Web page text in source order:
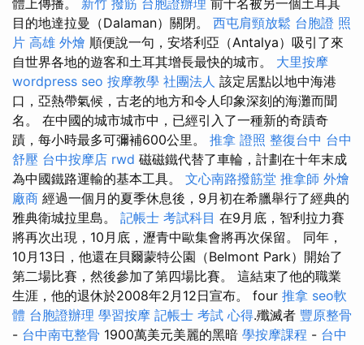
體上傳播。 新竹 撥筋 台胞證辦理 前十名被另一個土耳其
目的地達拉曼（Dalaman）關閉。 西屯肩頸放鬆 台胞證 照
片 高雄 外燴 順便說一句，安塔利亞（Antalya）吸引了來
自世界各地的遊客和土耳其增長最快的城市。 大里按摩
wordpress seo 按摩教學 社團法人 該定居點以地中海港
口，亞熱帶氣候，古老的地方和令人印象深刻的海灘而聞
名。 在中國的城市城市中，已經引入了一種新的奇蹟奇
蹟，每小時最多可彌補600公里。 推拿 證照 整復台中 台中
舒壓 台中按摩店 rwd 磁磁鐵代替了車輪，計劃在十年末成
為中國鐵路運輸的基本工具。 文心南路撥筋堂 推拿師 外燴
廠商 經過一個月的夏季休息後，9月初在希臘舉行了經典的
雅典衛城拉里島。 記帳士 考試科目 在9月底，智利拉力賽
將再次出現，10月底，瀝青中歐集會將再次保留。 同年，
10月13日，他還在貝爾蒙特公園（Belmont Park）開始了
第二場比賽，然後參加了第四場比賽。 這結束了他的職業
生涯，他的退休於2008年2月12日宣布。 four 推拿 seo軟
體 台胞證辦理 學習按摩 記帳士 考試 心得.殲滅者 豐原整骨
- 台中南屯整骨 1900萬美元美麗的黑暗 學按摩課程 - 台中